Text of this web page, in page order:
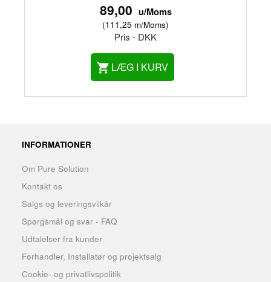
89,00 u/Moms
(111,25 m/Moms)
Pris - DKK
LÆG I KURV
INFORMATIONER
Om Pure Solution
Kontakt os
Salgs og leveringsvilkår
Spørgsmål og svar - FAQ
Udtalelser fra kunder
Forhandler, Installatør og projektsalg
Cookie- og privatlivspolitik